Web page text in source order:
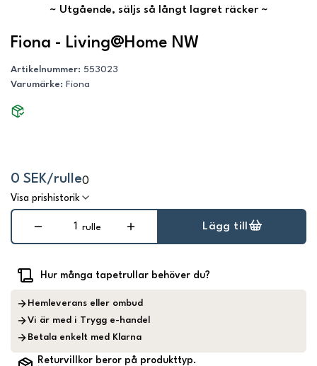
~ Utgående, säljs så långt lagret räcker~
Fiona - Living@Home NW
Artikelnummer: 553023
Varumärke: Fiona
0 SEK/rulle0
Visa prishistorik
rulle Lägg till
Hur många tapetrullar behöver du?
Hemleverans eller ombud
Vi är med i Trygg e-handel
Betala enkelt med Klarna
Returvillkor beror på produkttyp.